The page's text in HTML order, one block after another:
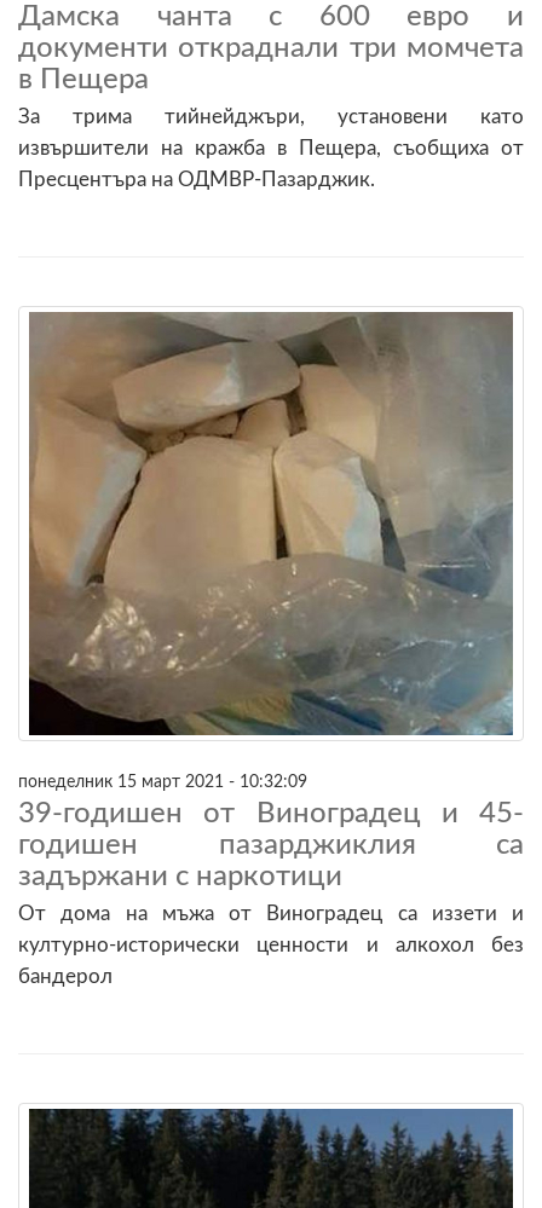
Дамска чанта с 600 евро и
документи откраднали три момчета
в Пещера
За трима тийнейджъри, установени като
извършители на кражба в Пещера, съобщиха от
Пресцентъра на ОДМВР-Пазарджик.
понеделник 15 март 2021 - 10:32:09
39-годишен от Виноградец и 45-
годишен пазарджиклия са
задържани с наркотици
От дома на мъжа от Виноградец са иззети и
културно-исторически ценности и алкохол без
бандерол